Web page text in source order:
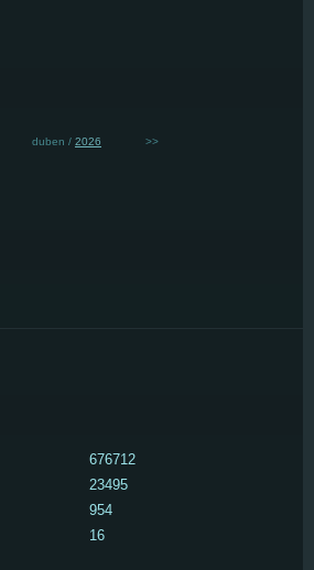
duben / 2026 >>
16
676712
23495
954